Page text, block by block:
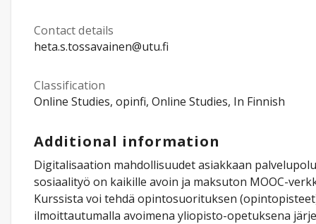
Contact details
heta.s.tossavainen@utu.fi
Classification
Online Studies, opinfi, Online Studies, In Finnish
Additional information
Digitalisaation mahdollisuudet asiakkaan
sosiaalityö on kaikille avoin ja maksuton MOOC-
Kurssista voi tehdä opintosuorituksen
ilmoittautumalla avoimena yliopisto-opetuksena